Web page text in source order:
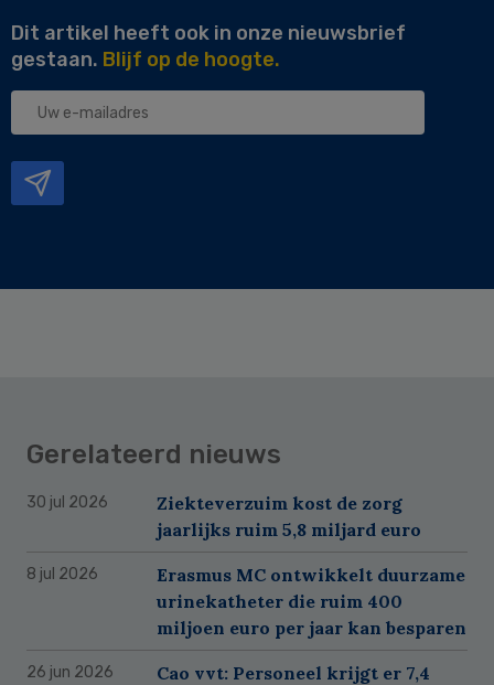
Dit artikel heeft ook in onze nieuwsbrief
gestaan. Blijf op de hoogte.
Uw
Gerelateerd nieuws
30 jul 2026
Ziekteverzuim kost de zorg
jaarlijks ruim 5,8 miljard euro
8 jul 2026
Erasmus MC ontwikkelt duurzame
urinekatheter die ruim 400
miljoen euro per jaar kan besparen
26 jun 2026
Cao vvt: Personeel krijgt er 7,4